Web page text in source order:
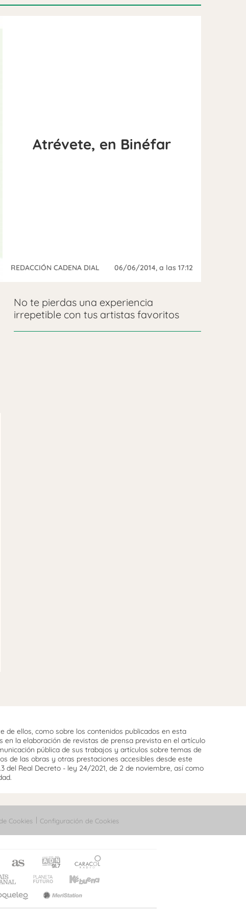
Atrévete, en Binéfar
REDACCIÓN CADENA DIAL 06/06/2014, a las 17:12
No te pierdas una experiencia
irrepetible con tus artistas favoritos
ellos, como sobre los contenidos publicados en esta
en la elaboración de revistas de prensa prevista en el artículo
pública de sus trabajos y artículos sobre temas de
de las obras y otras prestaciones accesibles desde este
Real Decreto - ley 24/2021, de 2 de noviembre, así como
Cookies Configuración de Cookies